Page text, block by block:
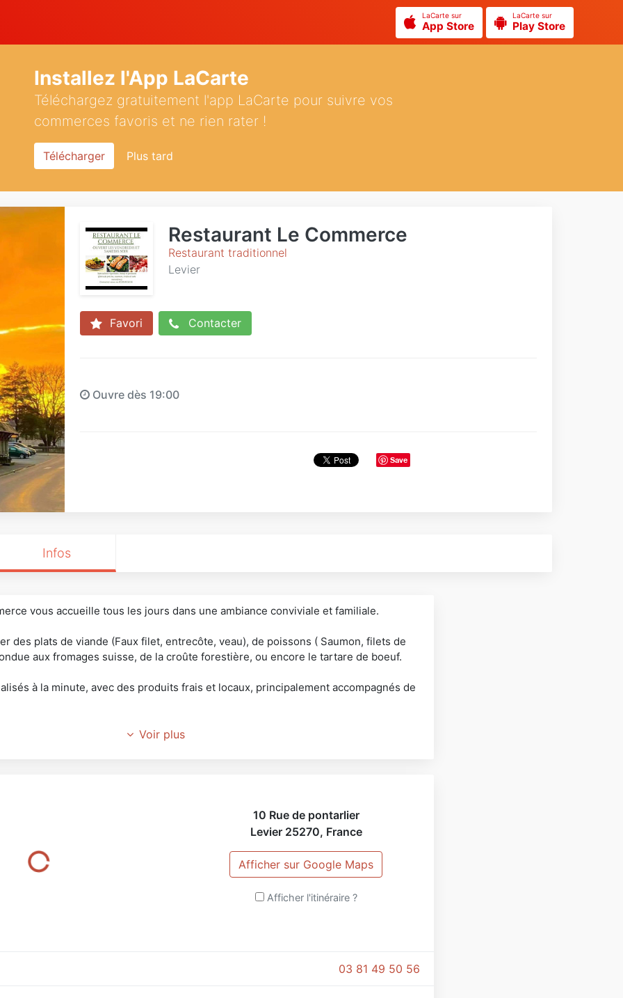
LaCarte sur
App Store
LaCarte sur
Play Store
Installez l'App LaCarte
Téléchargez gratuitement l'app LaCarte pour suivre vos
commerces favoris et ne rien rater !
Télécharger Plus tard
Restaurant Le Commerce
Restaurant traditionnel
Levier
Favori Contacter
Ouvre dès 19:00
Save
Infos
vous accueille tous les jours dans une ambiance conviviale et familiale.
des plats de viande (Faux filet, entrecôte, veau), de poissons ( Saumon, filets de
aux fromages suisse, de la croûte forestière, ou encore le tartare de boeuf.
à la minute, avec des produits frais et locaux, principalement accompagnés de
en période estivale, sur notre terrasse située derrière le restaurant.
Voir plus
10 Rue de pontarlier
Levier 25270, France
Afficher sur Google Maps
Afficher l'itinéraire ?
03 81 49 50 56